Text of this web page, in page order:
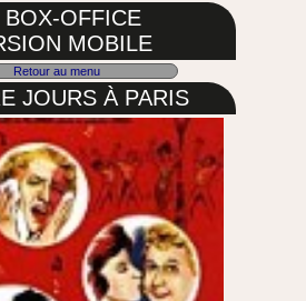
BOX-OFFICE
MOBILE
Retour au menu
JOURS À PARIS